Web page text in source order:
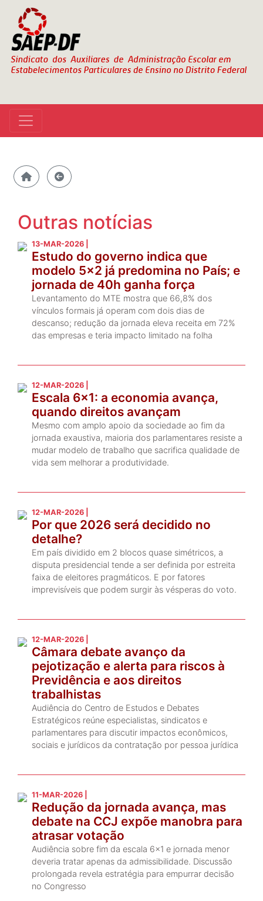
Outras notícias
13-MAR-2026 |
Estudo do governo indica que
modelo 5x2 já predomina no País; e
jornada de 40h ganha força
Levantamento do MTE mostra que 66,8% dos
vínculos formais já operam com dois dias de
descanso; redução da jornada eleva receita em 72%
das empresas e teria impacto limitado na folha
12-MAR-2026 |
Escala 6×1: a economia avança,
quando direitos avançam
Mesmo com amplo apoio da sociedade ao fim da
jornada exaustiva, maioria dos parlamentares resiste a
mudar modelo de trabalho que sacrifica qualidade de
vida sem melhorar a produtividade.
12-MAR-2026 |
Por que 2026 será decidido no
detalhe?
Em país dividido em 2 blocos quase simétricos, a
disputa presidencial tende a ser definida por estreita
faixa de eleitores pragmáticos. E por fatores
imprevisíveis que podem surgir às vésperas do voto.
12-MAR-2026 |
Câmara debate avanço da
pejotização e alerta para riscos à
Previdência e aos direitos
trabalhistas
Audiência do Centro de Estudos e Debates
Estratégicos reúne especialistas, sindicatos e
parlamentares para discutir impactos econômicos,
sociais e jurídicos da contratação por pessoa jurídica
11-MAR-2026 |
Redução da jornada avança, mas
debate na CCJ expõe manobra para
atrasar votação
Audiência sobre fim da escala 6×1 e jornada menor
deveria tratar apenas da admissibilidade. Discussão
prolongada revela estratégia para empurrar decisão
no Congresso